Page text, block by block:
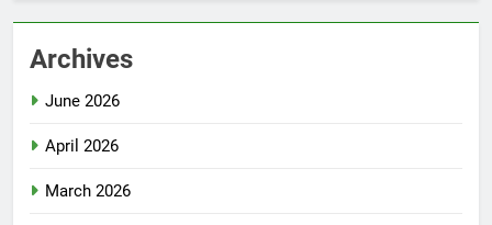
Archives
June 2026
April 2026
March 2026